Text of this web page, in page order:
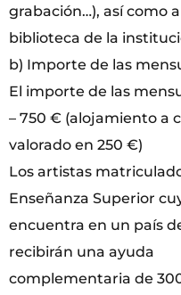
grabación…), así como
biblioteca de la
b) Importe de las
El importe de las
– 750 € (alojamiento a
valorado en 250 €)
Los artistas
Enseñanza Superior
encuentra en un país
recibirán una ayuda
complementaria de